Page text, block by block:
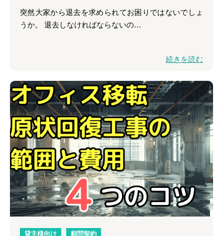
突然大家から退去を求められてお困りではないでしょ
うか。 退去しなければならないの…
続きを読む
貸主様向け 顧問契約